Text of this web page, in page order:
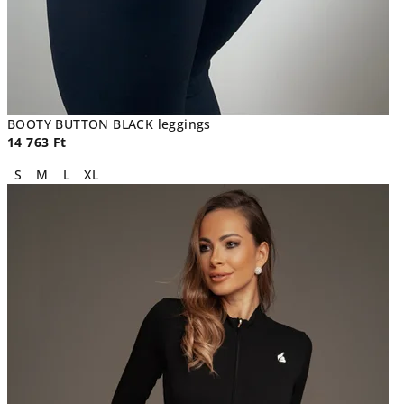
BOOTY BUTTON BLACK leggings
14 763 Ft
S
M L XL